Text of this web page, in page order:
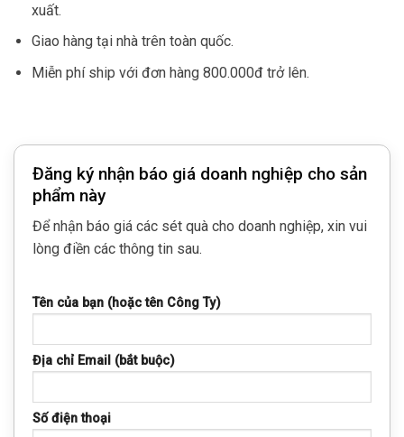
xuất.
Giao hàng tại nhà trên toàn quốc.
Miễn phí ship với đơn hàng 800.000đ trở lên.
Đăng ký nhận báo giá doanh nghiệp cho sản
phẩm này
Để nhận báo giá các sét quà cho doanh nghiệp, xin vui
lòng điền các thông tin sau.
Tên của bạn (hoặc tên Công Ty)
Địa chỉ Email (bắt buộc)
Số điện thoại